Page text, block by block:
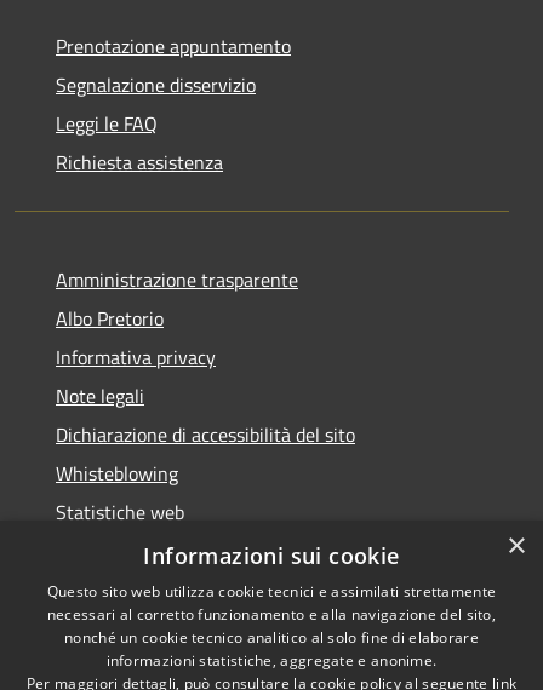
Prenotazione appuntamento
Segnalazione disservizio
Leggi le FAQ
Richiesta assistenza
Amministrazione trasparente
Albo Pretorio
Informativa privacy
Note legali
Dichiarazione di accessibilità del sito
Whisteblowing
Statistiche web
Segnalazioni di non conformità
RSS
Copyright © 2026 • Town of •
×
Informazioni sui cookie
Questo sito web utilizza cookie tecnici e assimilati strettamente
necessari al corretto funzionamento e alla navigazione del sito,
nonché un cookie tecnico analitico al solo fine di elaborare
informazioni statistiche, aggregate e anonime.
Per maggiori dettagli, può consultare la cookie policy al seguente link